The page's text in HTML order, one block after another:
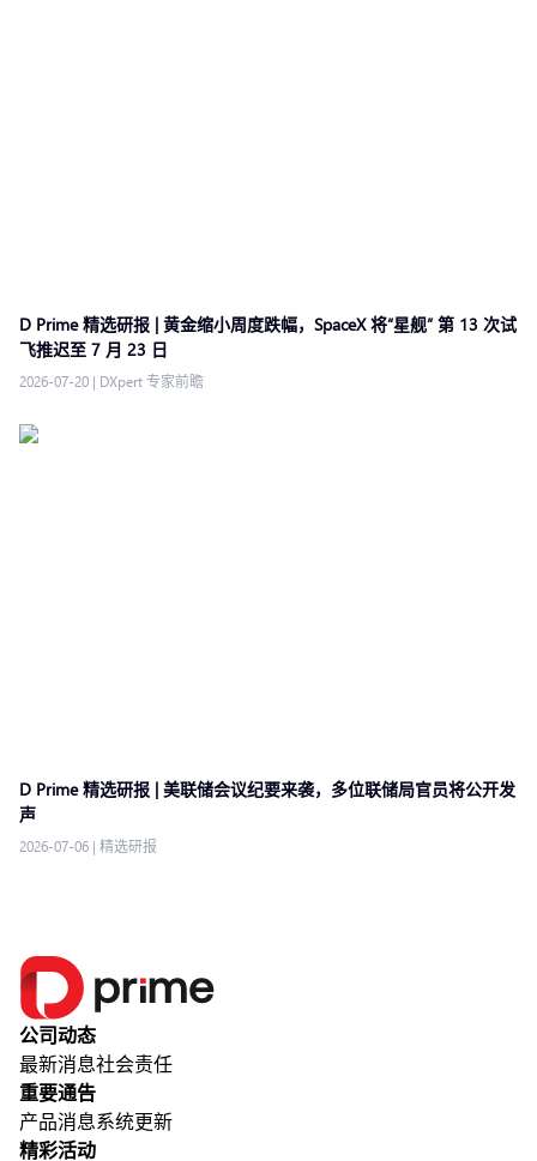
D Prime 精选研报 | 黄金缩小周度跌幅，SpaceX 将“星舰” 第 13 次试
飞推迟至 7 月 23 日
2026-07-20 | DXpert 专家前瞻
D Prime 精选研报 | 美联储会议纪要来袭，多位联储局官员将公开发
声
2026-07-06 | 精选研报
公司动态
最新消息社会责任
重要通告
产品消息系统更新
精彩活动